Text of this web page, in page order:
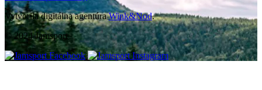
Vytvorila digitálna agentúraWink&Nod.
© 2024 Jamsport